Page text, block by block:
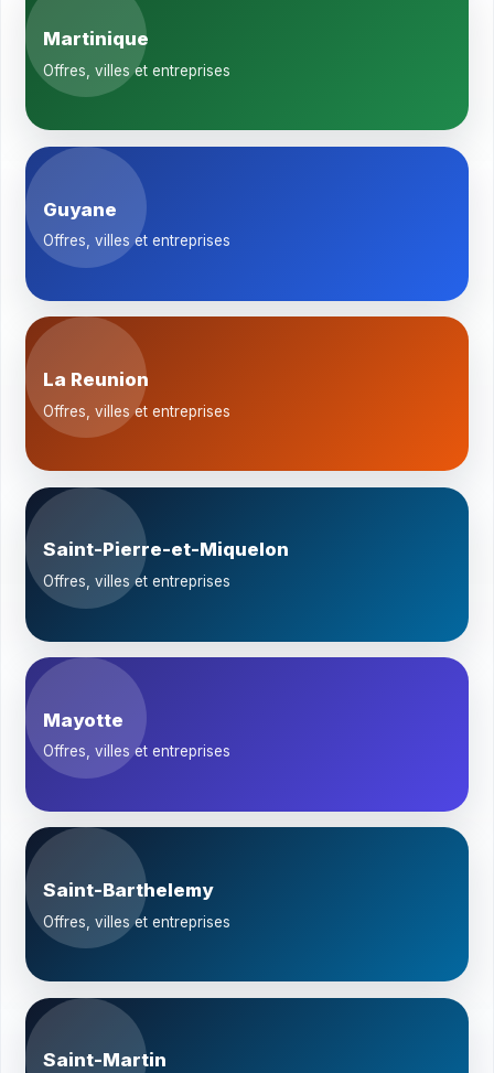
Martinique
Offres, villes et entreprises
Guyane
Offres, villes et entreprises
La Reunion
Offres, villes et entreprises
Saint-Pierre-et-Miquelon
Offres, villes et entreprises
Mayotte
Offres, villes et entreprises
Saint-Barthelemy
Offres, villes et entreprises
Saint-Martin